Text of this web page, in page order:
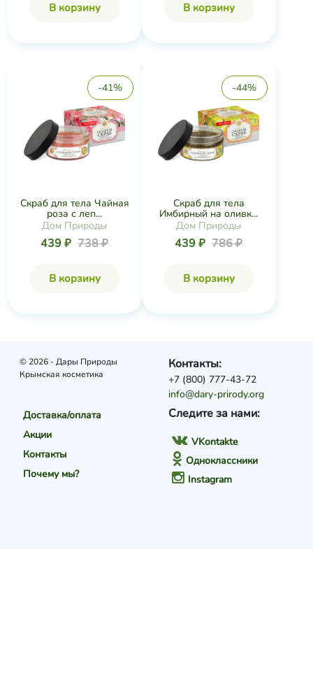
В корзину В корзину
-41%
Скраб для тела Чайная
роза с леп...
Дом Природы
439 ₽ 738 ₽
В корзину
-44%
Скраб для тела
Имбирный на оливк...
Дом Природы
439 ₽ 786 ₽
В корзину
© 2026 - Дары Природы
Крымская косметика
Доставка/оплата
Акции
Контакты
Почему мы?
Следите за нами:
VKontakte
Одноклассники
Instagram
Контакты:
+7 (800) 777-43-72
info@dary-prirody.org